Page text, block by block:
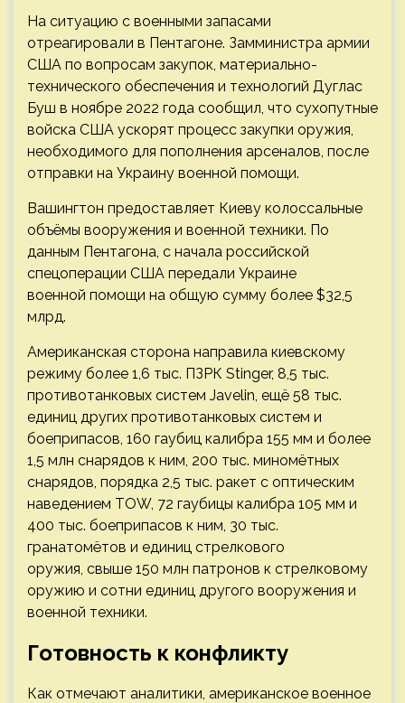
На ситуацию с военными запасами
отреагировали в Пентагоне. Замминистра армии
США по вопросам закупок, материально-
технического обеспечения и технологий Дуглас
Буш в ноябре 2022 года сообщил, что сухопутные
войска США ускорят процесс закупки оружия,
необходимого для пополнения арсеналов, после
отправки на Украину военной помощи.
Вашингтон предоставляет Киеву колоссальные
объёмы вооружения и военной техники. По
данным Пентагона, с начала российской
спецоперации США передали Украине
военной помощи на общую сумму более $32,5
млрд.
Американская сторона направила киевскому
режиму более 1,6 тыс. ПЗРК Stinger, 8,5 тыс.
противотанковых систем Javelin, ещё 58 тыс.
единиц других противотанковых систем и
боеприпасов, 160 гаубиц калибра 155 мм и более
1,5 млн снарядов к ним, 200 тыс. миномётных
снарядов, порядка 2,5 тыс. ракет с оптическим
наведением TOW, 72 гаубицы калибра 105 мм и
400 тыс. боеприпасов к ним, 30 тыс.
гранатомётов и единиц стрелкового
оружия, свыше 150 млн патронов к стрелковому
оружию и сотни единиц другого вооружения и
военной техники.
Готовность к конфликту
Как отмечают аналитики, американское военное